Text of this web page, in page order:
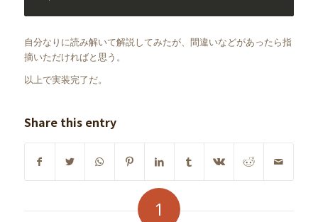
自分なりに読み解いて解説してみたが、間違いなどがあったら指
摘いただければと思う。
以上で実装完了だ。
Share this entry
1